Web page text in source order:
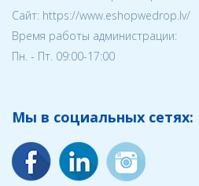
Cайт: https://www.eshopwedrop.lv/
Время работы администрации:
Пн. - Пт. 09:00-17:00
Мы в социальных сетях: